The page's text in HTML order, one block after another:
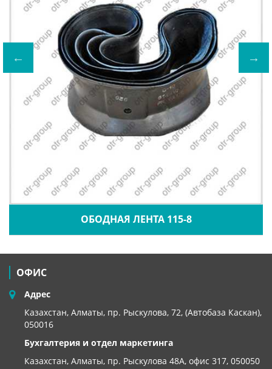
ОБОДНАЯ ЛЕНТА 115-8
ОФИС
Адрес
Казахстан, Алматы, пр. Рыскулова, 72, (Автобаза Каскан),
050016
Бухгалтерия и отдел маркетинга
Казахстан, Алматы, пр. Рыскулова 48А, офис 317, 050050